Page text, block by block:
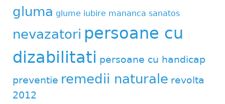
gluma glume iubire mananca sanatos
nevazatori persoane cu
dizabilitati persoane cu handicap
preventie remedii naturale revolta
2012